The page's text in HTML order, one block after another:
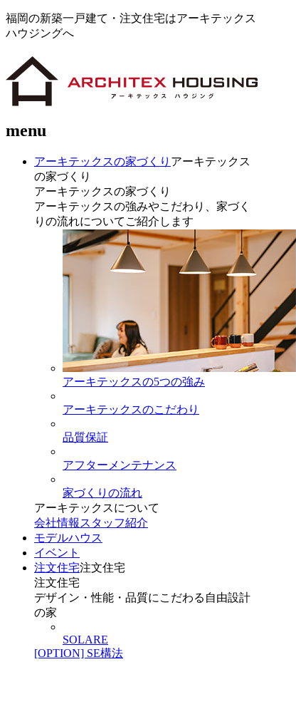
福岡の新築一戸建て・注文住宅はアーキテックス
ハウジングへ
menu
アーキテックスの家づくり アーキテックス
の家づくり
アーキテックスの家づくり
アーキテックスの強みやこだわり、家づく
りの流れについてご紹介します
アーキテックスの5つの強み
アーキテックスのこだわり
品質保証
アフターメンテナンス
家づくりの流れ
アーキテックスについて
会社情報 スタッフ紹介
モデルハウス
イベント
注文住宅注文住宅
注文住宅
デザイン・性能・品質にこだわる自由設計
の家
SOLARE
[OPTION] SE構法